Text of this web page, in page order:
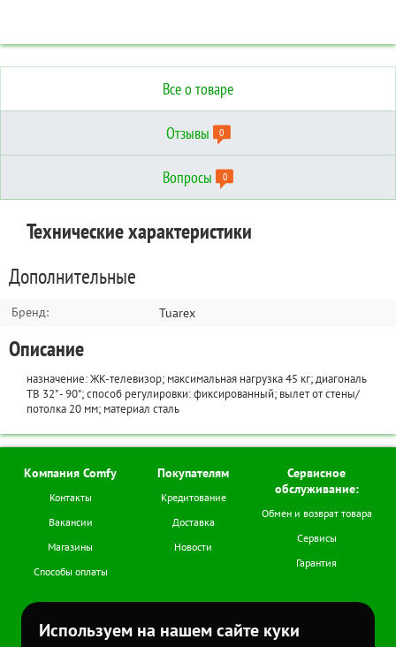
Все о товаре
Отзывы 0
Вопросы 0
Технические характеристики
Дополнительные
Бренд: Tuarex
Описание
назначение: ЖК-телевизор; максимальная нагрузка 45 кг; диагональ
ТВ 32" - 90"; способ регулировки: фиксированный; вылет от стены/
потолка 20 мм; материал сталь
Отзывы о товаре
Написать отзыв
Вопросы о товаре
Задать вопрос
Компания Comfy
Контакты
Вакансии
Магазины
Способы оплаты
Покупателям
Кредитование
Доставка
Новости
Сервисное
обслуживание:
Обмен и возврат товара
Сервисы
Гарантия
Используем на нашем сайте куки